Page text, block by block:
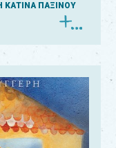
ΚΑΤΙΝΑ ΠΑΞΙΝΟΥ